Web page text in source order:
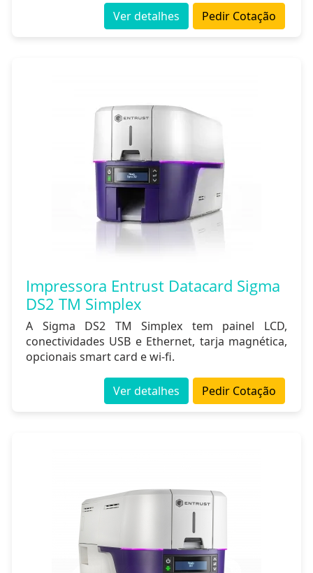
Pedir Cotação
Ver detalhes
Impressora Entrust Datacard Sigma
DS2 TM Simplex
A Sigma DS2 TM Simplex tem painel LCD,
conectividades USB e Ethernet, tarja magnética,
opcionais smart card e wi-fi.
Pedir Cotação
Ver detalhes